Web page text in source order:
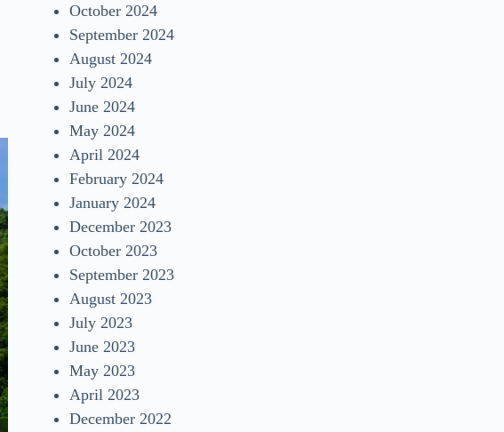
October 2024
September 2024
August 2024
July 2024
June 2024
May 2024
April 2024
February 2024
January 2024
December 2023
October 2023
September 2023
August 2023
July 2023
June 2023
May 2023
April 2023
December 2022